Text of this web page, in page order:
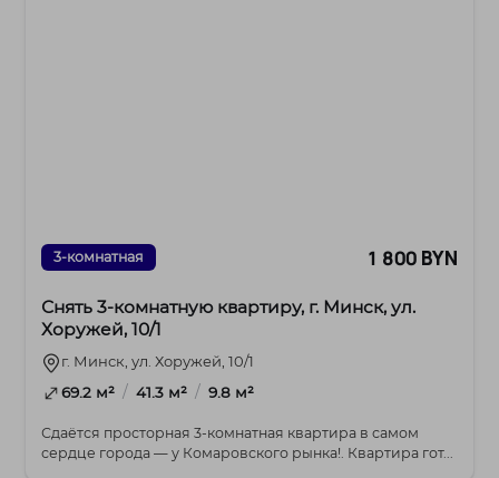
3-комнатная 1 800 BYN
Снять 3-комнатную квартиру, г. Минск, ул.
Хоружей, 10/1
г. Минск, ул. Хоружей, 10/1
69.2 м² / 41.3 м² / 9.8 м²
Сдаётся просторная 3-комнатная квартира в самом
сердце города — у Комаровского рынка!. Квартира гот...